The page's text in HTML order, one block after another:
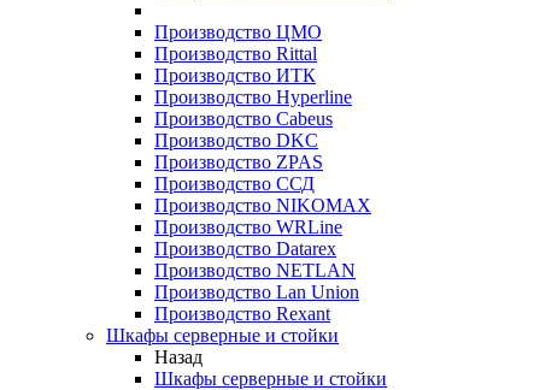
Производство ЦМО
Производство Rittal
Производство ИТК
Производство Hyperline
Производство Cabeus
Производство DKC
Производство ZPAS
Производство ССД
Производство NIKOMAX
Производство WRLine
Производство Datarex
Производство NETLAN
Производство Lan Union
Производство Rexant
Шкафы серверные и стойки
Назад
Шкафы серверные и стойки